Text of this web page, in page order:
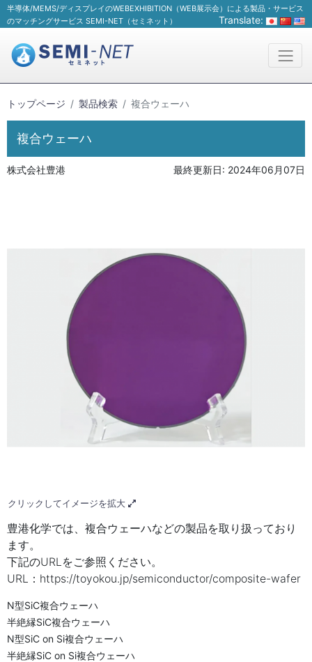
半導体/MEMS/ディスプレイのWEBEXHIBITION（WEB展示会）による製品・サービス
のマッチングサービス SEMI-NET（セミネット）
Translate:
トップページ 製品検索 複合ウェーハ
複合ウェーハ
株式会社豊港 最終更新日: 2024年06月07日
クリックしてイメージを拡大
豊港化学では、複合ウェーハなどの製品を取り扱っており
ます。
下記のURLをご参照ください。
URL：https://toyokou.jp/semiconductor/composite-wafer
N型SiC複合ウェーハ
半絶縁SiC複合ウェーハ
N型SiC on Si複合ウェーハ
半絶縁SiC on Si複合ウェーハ